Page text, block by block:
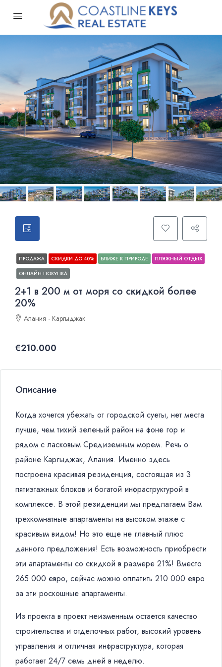
ПРОДАЖА СКИДКИ ДО 40% БЛИЖЕ К ПРИРОДЕ
ПЛЯЖНЫЙ ОТДЫХ
ОНЛАЙН ПОКУПКА
2+1 в 200 м от моря cо скидкой более
20%
Алания - Каргыджак
€210.000
Описание
Когда хочется убежать от городской суеты, нет места
лучше, чем тихий зеленый район на фоне гор и
рядом с ласковым Средиземным морем. Речь о
районе Каргыджак, Алания. Именно здесь
построена красивая резиденция, состоящая из 3
пятиэтажных блоков и богатой инфраструктурой в
комплексе. В этой резиденции мы предлагаем Вам
трехкомнатные апартаменты на высоком этаже с
красивым видом! Но это еще не главный плюс
данного предложения! Есть возможность приобрести
эти апартаменты со скидкой в размере 21%! Вместо
265 000 евро, сейчас можно оплатить 210 000 евро
за эти роскошные апартаменты.
Из проекта в проект неизменным остается качество
строительства и отделочных работ, высокий уровень
управления и отличная инфраструктура, которая
работает 24/7 семь дней в неделю.